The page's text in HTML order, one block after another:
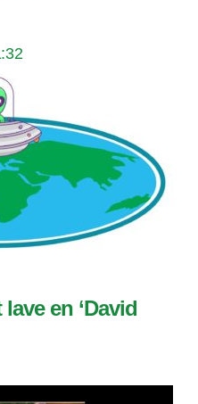
en ‘David